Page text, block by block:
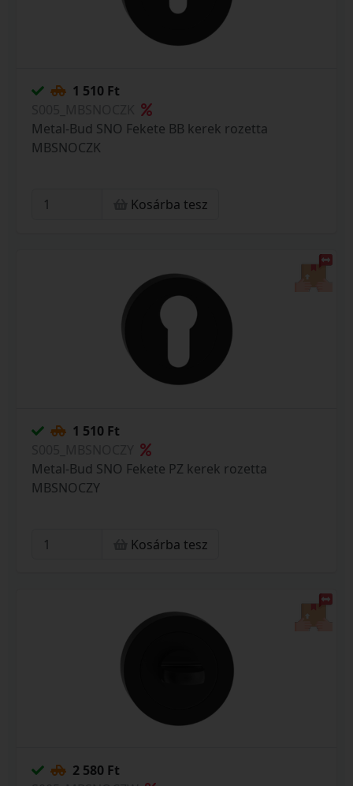
1 510 Ft
Metal-Bud SNO Fekete BB kerek rozetta
MBSNOCZK
Kosárba tesz
1 510 Ft
Metal-Bud SNO Fekete PZ kerek rozetta
MBSNOCZY
Kosárba tesz
2 580 Ft